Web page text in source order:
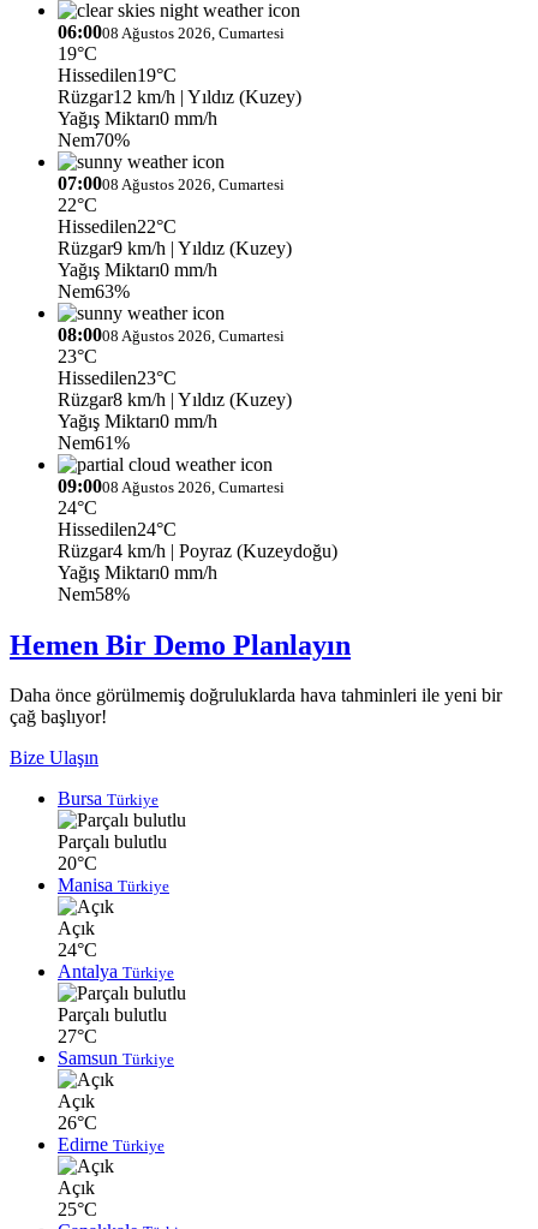
06:0008 Ağustos 2026, Cumartesi
19°C
Hissedilen19°C
Rüzgar12 km/h | Yıldız (Kuzey)
Yağış Miktarı0 mm/h
Nem70%
07:0008 Ağustos 2026, Cumartesi
22°C
Hissedilen22°C
Rüzgar9 km/h | Yıldız (Kuzey)
Yağış Miktarı0 mm/h
Nem63%
08:0008 Ağustos 2026, Cumartesi
23°C
Hissedilen23°C
Rüzgar8 km/h | Yıldız (Kuzey)
Yağış Miktarı0 mm/h
Nem61%
09:0008 Ağustos 2026, Cumartesi
24°C
Hissedilen24°C
Rüzgar4 km/h | Poyraz (Kuzeydoğu)
Yağış Miktarı0 mm/h
Nem58%
Hemen Bir Demo Planlayın
Daha önce görülmemiş doğruluklarda hava tahminleri ile yeni bir
çağ başlıyor!
Bize Ulaşın
Bursa Türkiye
Parçalı bulutlu
20°C
Manisa Türkiye
Açık
24°C
Antalya Türkiye
Parçalı bulutlu
27°C
Samsun Türkiye
Açık
26°C
Edirne Türkiye
Açık
25°C